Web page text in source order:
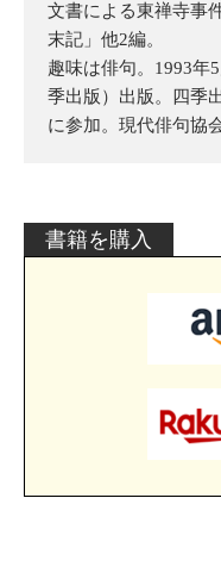
文書による東禅寺事
末記」他2編。
趣味は俳句。1993年
季出版）出版。四季
に参加。現代俳句協
書籍を購入